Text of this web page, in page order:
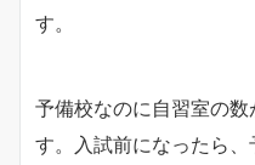
す。
予備校なのに自習室の
す。入試前になったら